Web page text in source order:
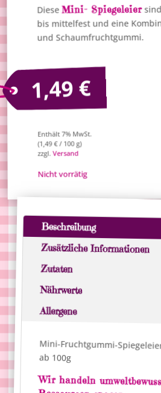
DieseMini- Spiegeleier
bis mittelfest und eine
und Schaumfruchtgummi.
1,49€
Enthält 7% MwSt.
(1,49€/ 100 g)
zzgl.Versand
Nicht vorrätig
Beschreibung
Zusätzliche Informationen
Zutaten
Nährwerte
Allergene
Mini-Fruchtgummi-
ab 100g
Wir handeln